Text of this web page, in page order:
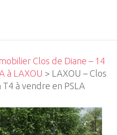
Clos de Diane – 14
à LAXOU > LAXOU – Clos
à vendre en PSLA